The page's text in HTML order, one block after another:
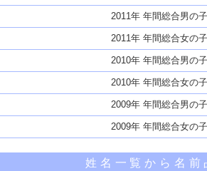
2011年 年間総合男の子
2011年 年間総合女の子
2010年 年間総合男の子
2010年 年間総合女の子
2009年 年間総合男の子
2009年 年間総合女の子
姓名一覧から名前